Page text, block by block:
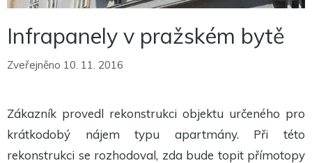
Infrapanely v pražském bytě
Zveřejněno 10. 11. 2016
Zákazník provedl rekonstrukci objektu určeného pro
krátkodobý nájem typu apartmány. Při této
rekonstrukci se rozhodoval, zda bude topit přímotopy
Nutné
Tyto
cookies
nejsou
volitelné.